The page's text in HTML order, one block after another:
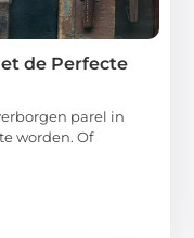
de Perfecte
parel in
worden. Of